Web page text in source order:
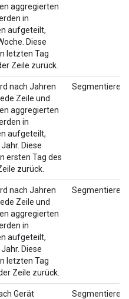
aggregierten
in
aufgeteilt,
Diese
letzten Tag
Zeile zurück.
nach Jahren
Zeile und
aggregierten
in
aufgeteilt,
Diese
ersten Tag des
zurück.
Segmentieren
nach Jahren
Zeile und
aggregierten
in
aufgeteilt,
Diese
letzten Tag
Zeile zurück.
Segmentieren
Gerät Segmentieren